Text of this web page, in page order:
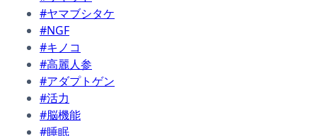
#ヤマブシタケ
#NGF
#キノコ
#高麗人参
#アダプトゲン
#活力
#脳機能
#睡眠